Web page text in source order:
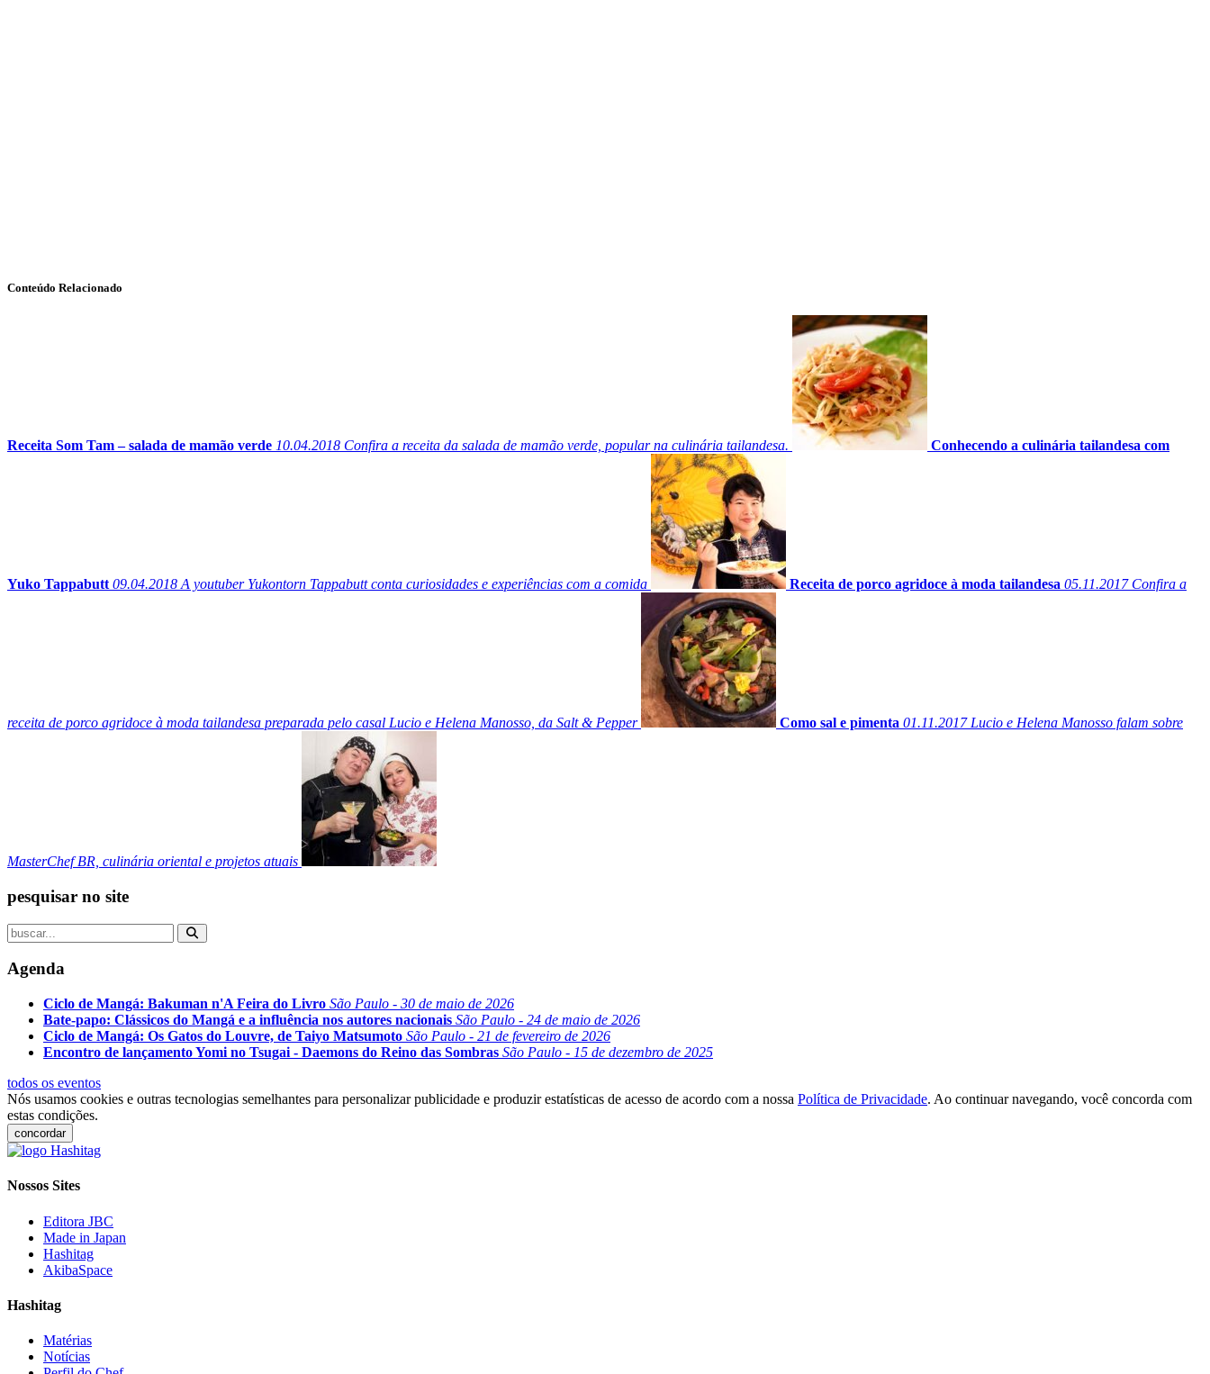
Conteúdo Relacionado
Receita Som Tam – salada de mamão verde 10.04.2018 Confira a receita da salada de mamão verde, popular na culinária tailandesa. Conhecendo a culinária tailandesa com
Yuko Tappabutt 09.04.2018 A youtuber Yukontorn Tappabutt conta curiosidades e experiências com a comida Receita de porco agridoce à moda tailandesa 05.11.2017Confira a
receita de porco agridoce à moda tailandesa preparada pelo casal Lucio e Helena Manosso, da Salt & Pepper Como sal e pimenta 01.11.2017Lucio e Helena Manosso falam sobre
MasterChef BR, culinária oriental e projetos atuais
pesquisar no site
Agenda
Ciclo de Mangá: Bakuman n'A Feira do Livro São Paulo - 30 de maio de 2026
Bate-papo: Clássicos do Mangá e a influência nos autores nacionais São Paulo - 24 de maio de 2026
Ciclo de Mangá: Os Gatos do Louvre, de Taiyo Matsumoto São Paulo - 21 de fevereiro de 2026
Encontro de lançamento Yomi no Tsugai - Daemons do Reino das Sombras São Paulo - 15 de dezembro de 2025
todos os eventos
Nós usamos cookies e outras tecnologias semelhantes para personalizar publicidade e produzir estatísticas de acesso de acordo com a nossa Política de Privacidade. Ao continuar navegando, você concorda com
estas condições.
concordar
Nossos Sites
Editora JBC
Made in Japan
Hashitag
AkibaSpace
Hashitag
Matérias
Notícias